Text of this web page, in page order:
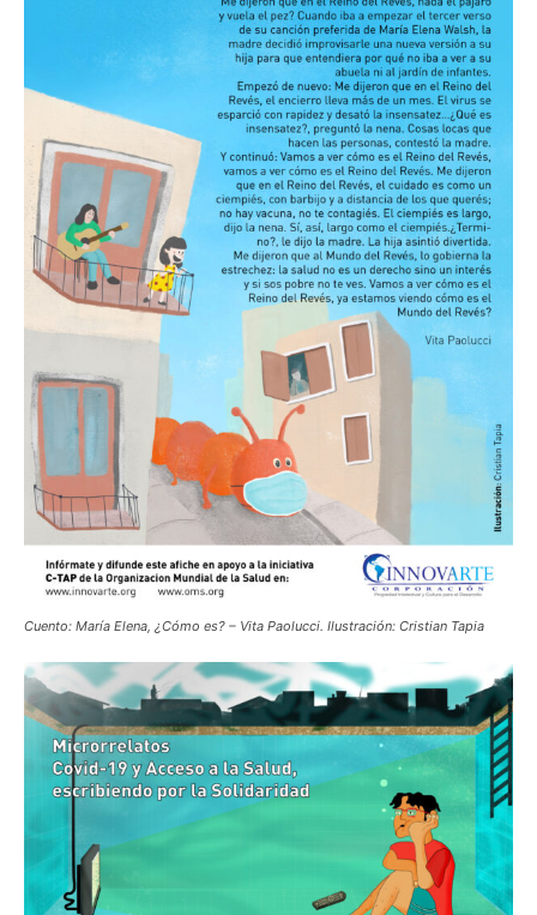
Cuento: María Elena, ¿Cómo es? – Vita Paolucci. Ilustración: Cristian Tapia